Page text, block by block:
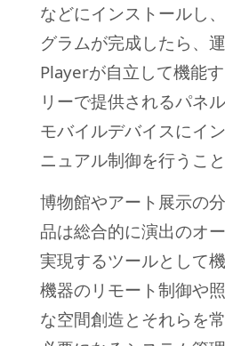
などにインストールし
グラムが完成したら、
Playerが自立して機能
リーで提供されるパネ
モバイルデバイスにイ
ニュアル制御を行うこと
博物館やアート展示の
品は総合的に演出のオ
実現するツールとして機
機器のリモート制御や
な空間創造とそれらを